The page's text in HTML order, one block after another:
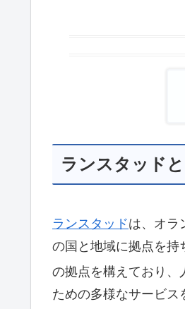
ランスタッド
ランスタッドは、オラ
の国と地域に拠点を持
の拠点を構えており、
ための多様なサービ